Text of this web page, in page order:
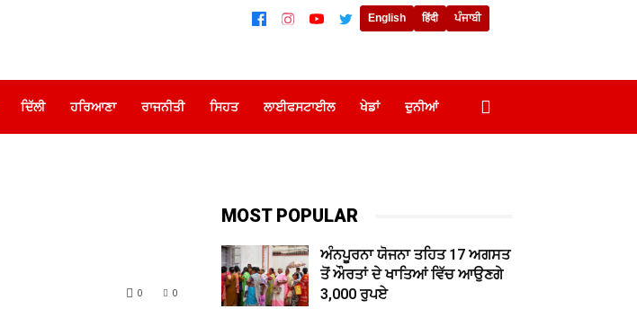
English हिंदी ਪੰਜਾਬੀ
ਦਿੱਲੀ ਹਰਿਆਣਾ ਰਾਜਨੀਤੀ ਸਿਹਤ ਲਾਈਫਸਟਾਈਲ ਖੇਡਾਂ ਦੁਨੀਆਂ
0
0
MOST POPULAR
ਅੰਨਪੂਰਨਾ ਯੋਜਨਾ ਤਹਿਤ 17 ਅਗਸਤ
ਤੋਂ ਔਰਤਾਂ ਦੇ ਖਾਤਿਆਂ ਵਿੱਚ ਆਉਣਗੇ
3,000 ਰੁਪਏ